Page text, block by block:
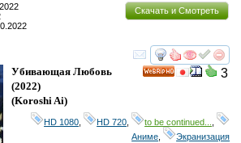
Скачать и Смотреть
смотреть
3
Убивающая Любовь
(2022)
(Koroshi Ai)
HD 1080 HD 720 to be continued...
Аниме
Экранизация